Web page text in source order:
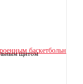
щитом